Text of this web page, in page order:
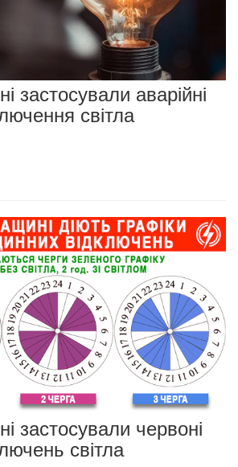
застосували аварійні
світла
застосували червоні
світла